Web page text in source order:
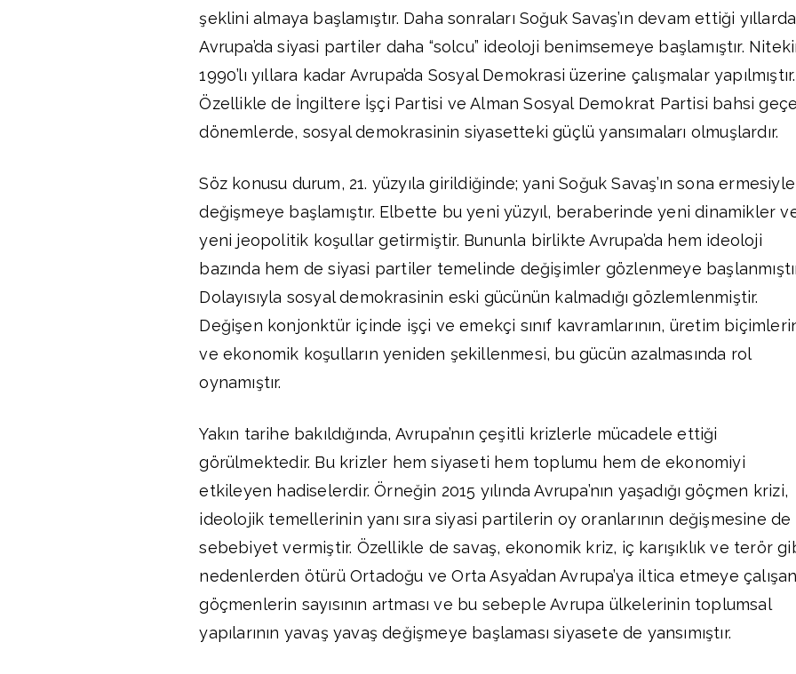
şeklini almaya başlamıştır. Daha sonraları Soğuk Savaş’ın devam ettiği yıllarda
Avrupa’da siyasi partiler daha “solcu” ideoloji benimsemeye başlamıştır.
1990’lı yıllara kadar Avrupa’da Sosyal Demokrasi üzerine çalışmalar yapılmıştır.
Özellikle de İngiltere İşçi Partisi ve Alman Sosyal Demokrat Partisi bahsi
dönemlerde, sosyal demokrasinin siyasetteki güçlü yansımaları olmuşlardır.
Söz konusu durum, 21. yüzyıla girildiğinde; yani Soğuk Savaş’ın sona ermesiyle
değişmeye başlamıştır. Elbette bu yeni yüzyıl, beraberinde yeni dinamikler
yeni jeopolitik koşullar getirmiştir. Bununla birlikte Avrupa’da hem ideoloji
bazında hem de siyasi partiler temelinde değişimler gözlenmeye
Dolayısıyla sosyal demokrasinin eski gücünün kalmadığı gözlemlenmiştir.
Değişen konjonktür içinde işçi ve emekçi sınıf kavramlarının, üretim
ve ekonomik koşulların yeniden şekillenmesi, bu gücün azalmasında rol
oynamıştır.
Yakın tarihe bakıldığında, Avrupa’nın çeşitli krizlerle mücadele ettiği
görülmektedir. Bu krizler hem siyaseti hem toplumu hem de ekonomiyi
etkileyen hadiselerdir. Örneğin 2015 yılında Avrupa’nın yaşadığı göçmen krizi,
ideolojik temellerinin yanı sıra siyasi partilerin oy oranlarının değişmesine de
sebebiyet vermiştir. Özellikle de savaş, ekonomik kriz, iç karışıklık ve terör
nedenlerden ötürü Ortadoğu ve Orta Asya’dan Avrupa’ya iltica etmeye çalışan
göçmenlerin sayısının artması ve bu sebeple Avrupa ülkelerinin toplumsal
yapılarının yavaş yavaş değişmeye başlaması siyasete de yansımıştır.